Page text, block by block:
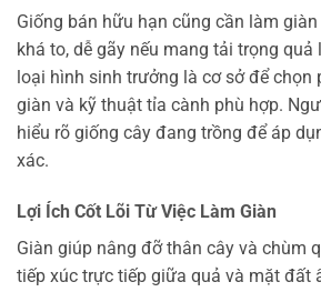
Giống bán hữu hạn cũng cần làm
khá to, dễ gãy nếu mang tải trọng quả
loại hình sinh trưởng là cơ sở để chọn
giàn và kỹ thuật tỉa cành phù hợp.
hiểu rõ giống cây đang trồng để áp
xác.
Lợi Ích Cốt Lõi Từ Việc Làm Giàn
Giàn giúp nâng đỡ thân cây và chùm
tiếp xúc trực tiếp giữa quả và mặt đất